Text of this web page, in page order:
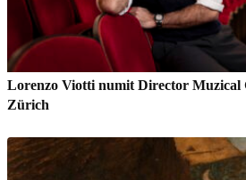
Lorenzo Viotti numit Director Muzical
Zürich